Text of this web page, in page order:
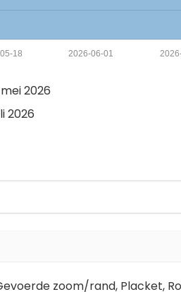
2026-06-01
18
2026
2026
zoom/rand, Placket,